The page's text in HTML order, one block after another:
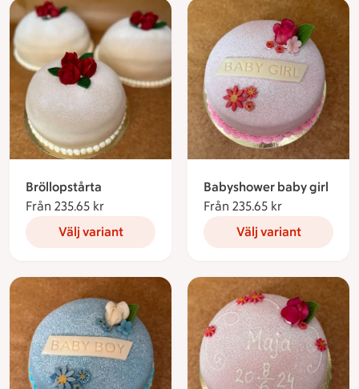
Bröllopstårta
Från 235.65 kr Från 235.65 kronor
Välj variant
Babyshower baby girl
Från 235.65 kr
Välj variant